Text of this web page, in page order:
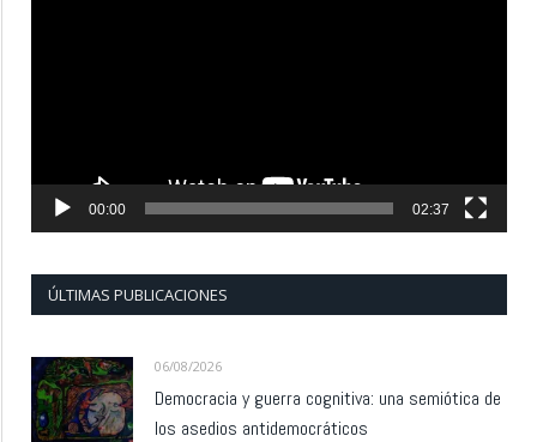
00:00 02:37
ÚLTIMAS PUBLICACIONES
06/08/2026
Democracia y guerra cognitiva: una semiótica de
los asedios antidemocráticos